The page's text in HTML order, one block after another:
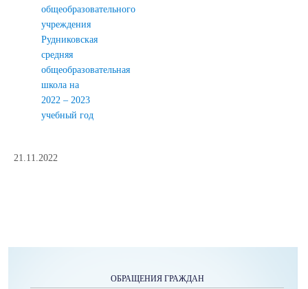
общеобразовательного
учреждения
Рудниковская
средняя
общеобразовательная
школа на
2022 – 2023
учебный год
21.11.2022
ОБРАЩЕНИЯ ГРАЖДАН